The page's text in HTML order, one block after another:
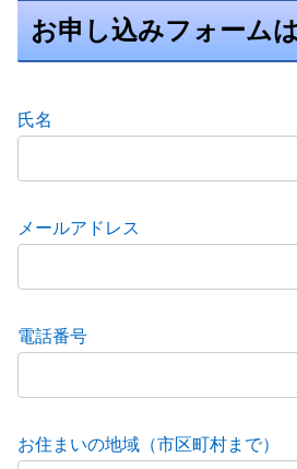
お申し込みフォーム
氏名
メールアドレス
電話番号
お住まいの地域（市区町村まで）